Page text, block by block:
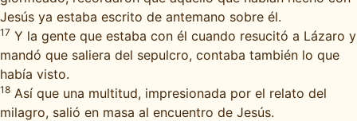
Jesús ya estaba escrito de antemano sobre él.
17 Y la gente que estaba con él cuando resucitó a Lázaro y
mandó que saliera del sepulcro, contaba también lo que
había visto.
18 Así que una multitud, impresionada por el relato del
milagro, salió en masa al encuentro de Jesús.